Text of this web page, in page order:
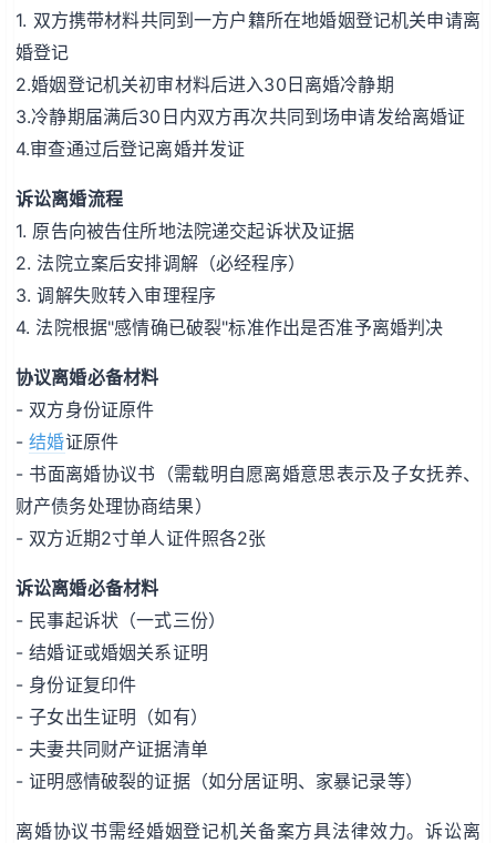
1. 双方携带材料共同到一方户籍所在地婚姻登记机关申请离
婚登记
2.婚姻登记机关初审材料后进入30日离婚冷静期
3.冷静期届满后30日内双方再次共同到场申请发给离婚证
4.审查通过后登记离婚并发证
诉讼离婚流程
1. 原告向被告住所地法院递交起诉状及证据
2. 法院立案后安排调解（必经程序）
3. 调解失败转入审理程序
4. 法院根据"感情确已破裂"标准作出是否准予离婚判决
协议离婚必备材料
- 双方身份证原件
-结婚证原件
- 书面离婚协议书（需载明自愿离婚意思表示及子女抚养、
财产债务处理协商结果）
- 双方近期2寸单人证件照各2张
诉讼离婚必备材料
- 民事起诉状（一式三份）
- 结婚证或婚姻关系证明
- 身份证复印件
- 子女出生证明（如有）
- 夫妻共同财产证据清单
- 证明感情破裂的证据（如分居证明、家暴记录等）
离婚协议书需经婚姻登记机关备案方具法律效力。诉讼离